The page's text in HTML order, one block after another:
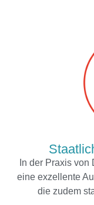
In der Praxis
eine exzellente
die zudem